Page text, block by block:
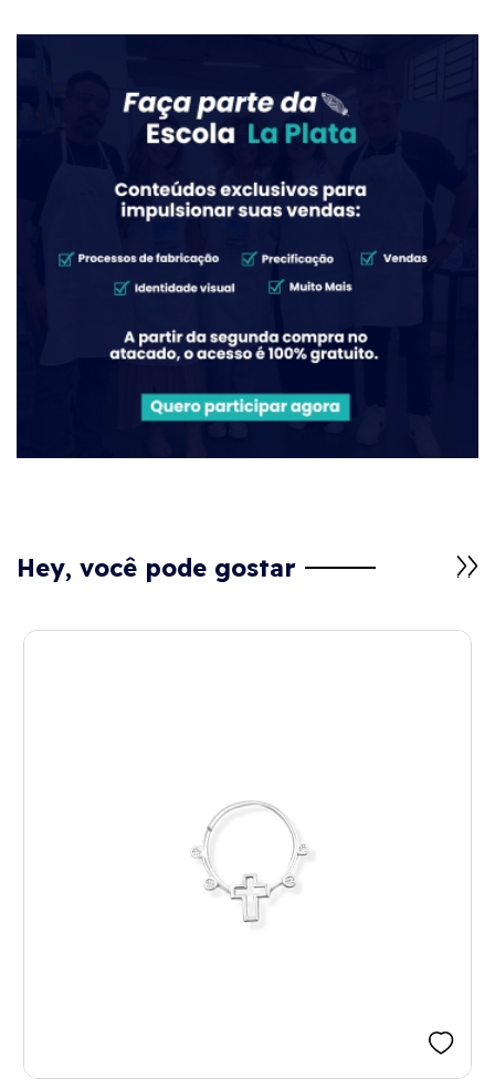
Hey, você pode gostar